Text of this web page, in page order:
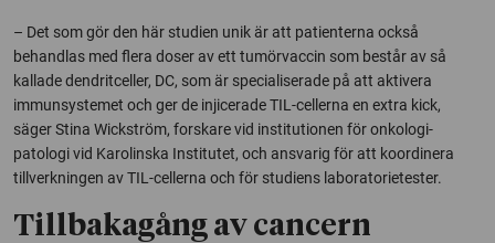
– Det som gör den här studien unik är att patienterna också
behandlas med flera doser av ett tumörvaccin som består av så
kallade dendritceller, DC, som är specialiserade på att aktivera
immunsystemet och ger de injicerade TIL-cellerna en extra kick,
säger Stina Wickström, forskare vid institutionen för onkologi-
patologi vid Karolinska Institutet, och ansvarig för att koordinera
tillverkningen av TIL-cellerna och för studiens laboratorietester.
Tillbakagång av cancern